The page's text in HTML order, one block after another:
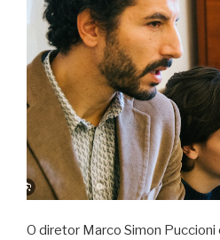
O diretor Marco Simon Puccioni